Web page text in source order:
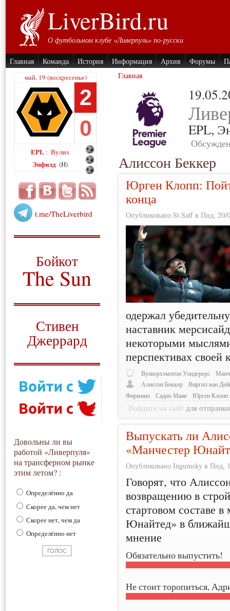
LiverBird.ru
О футбольном клубе «Ливерпуль» по-русски
Главная Команда История Информация Архив Форумы
май, 19 (воскресенье)
2
0
EPL : Вулвз
Энфилд (H)
t.me/TheLiverbird
Бойкот
The Sun
Стивен
Джеррард
Довольны ли вы
работой «Ливерпуля»
на трансферном рынке
этим летом? :
Определённо да
Скорее да, чем нет
Скорее нет, чем да
Определённо нет
Главная
EPL,
Алиссон Беккер
Юрген Клопп:
конца
Опубликовано St.Saff в Пнд, 20/
одержал
наставник
некоторыми
перспективах своей
Вулверхэмптон Уондерерс
Алиссон Беккер
Виргил ван
Фирмино
Садио Мане Юрген Клопп
Войдите на сайт для
Выпускать ли
«Манчестер
Опубликовано Ingumsky в Пнд,
Говорят, что
возвращению в
стартовом составе
Юнайтед» в
мнение
Обязательно выпустить!
Не стоит торопиться,